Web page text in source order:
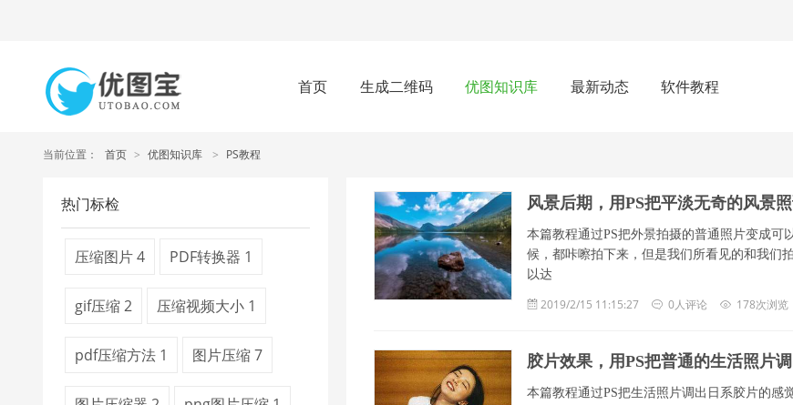
首页 生成二维码 优图知识库 最新动态 软件教程
当前位置： 首页 > 优图知识库 > PS教程
热门标检
压缩图片4 PDF转换器 1
gif压缩2 压缩视频大小 1
pdf压缩方法 1 图片压缩7
风景后期，用PS把平淡无奇的风景
本篇教程通过PS把外景拍摄的普通照片变成
候，都咔嚓拍下来，但是我们所看见的和我们
以达
2019/2/15 11:15:27 0人评论 178次浏览
胶片效果，用PS把普通的生活照片
本篇教程通过PS把生活照片调出日系胶片的